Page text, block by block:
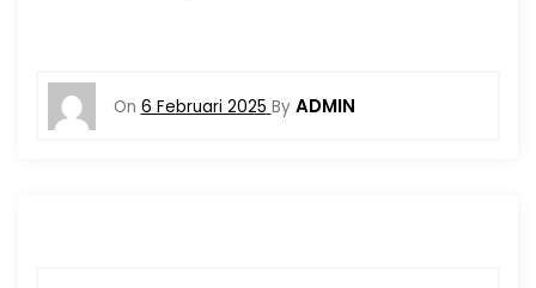
On 6 Februari 2025 By ADMIN